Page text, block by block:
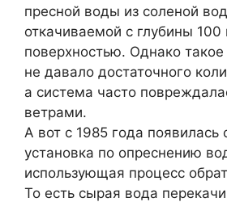
пресной воды из соленой
откачиваемой с глубины
поверхностью. Однако
не давало достаточного
а система часто
ветрами.
А вот с 1985 года появилась
установка по опреснению
использующая процесс
То есть сырая вода